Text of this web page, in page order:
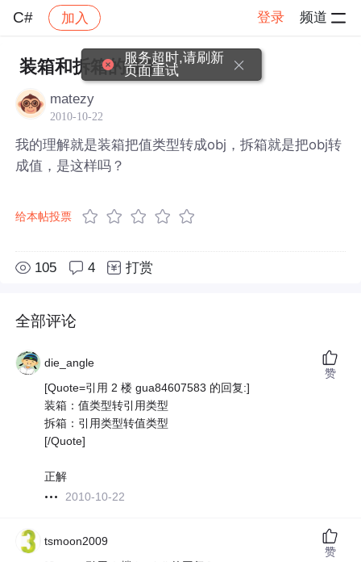
C# 加入 登录 频道
社区 C# 帖子详情
装箱和拆箱的理解
matezy
2010-10-22
我的理解就是装箱把值类型转成obj，拆箱就是把obj转
成值，是这样吗？
给本帖投票
105 4 打赏
全部评论
die_angle
[Quote=引用 2 楼 gua84607583 的回复:]
装箱：值类型转引用类型
拆箱：引用类型转值类型
[/Quote]
正解
2010-10-22
赞
tsmoon2009
赞
服务超时,请刷新
页面重试